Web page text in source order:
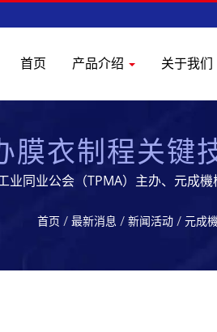
首页 产品介绍 关于我们
膜衣制程关键
业同业公会（TPMA）主办、元成
与，共同探讨膜衣制程及相关技术
首页 / 最新消息 / 新闻活动 / 元成